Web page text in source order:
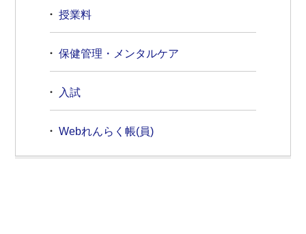
授業料
保健管理・メンタルケア
入試
Webれんらく帳(員)